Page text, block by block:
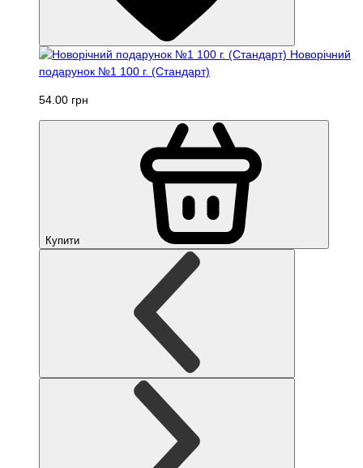
Новорічний
подарунок №1 100 г. (Стандарт)
54.00 грн
Купити